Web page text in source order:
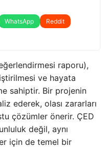
WhatsApp
Reddit
raporu),
ve hayata
sahiptir. Bir projenin
ederek, olası zararları
çözümler önerir. ÇED
değil, aynı
için de temel bir